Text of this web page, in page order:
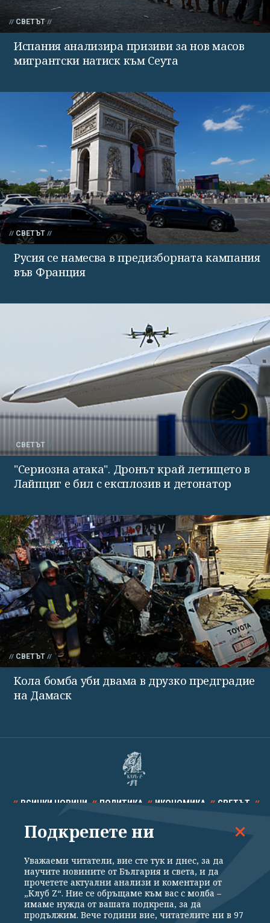
СВЕТЪТ
Испания анализира призиви за нов масов
мигрантски натиск към Сеута
СВЕТЪТ
Русия се намесва в предизборната кампания
във Франция
СВЕТЪТ
"Сериозна атака". Дронът край летището в
Лайпциг е бил с експлозив и детонатор
СВЕТЪТ
Кола бомба уби двама в друзко предградие
на Дамаск
ВСИЧКИ НОВИНИ ПОЛИТИКА ИКОНОМИКА СВЕТЪТ
СПОРТ КУЛТУРА ТЕХНОЛОГИИ КАЛЕЙДОСКОП
Подкрепете ни
Уважаеми читатели, вие сте тук и днес, за да
научите новините от България и света, и да
прочетете актуални анализи и коментари от
„Клуб Z“. Ние се обръщаме към вас с молба –
имаме нужда от вашата подкрепа, за да
продължим. Вече години вие, читателите ни в 97